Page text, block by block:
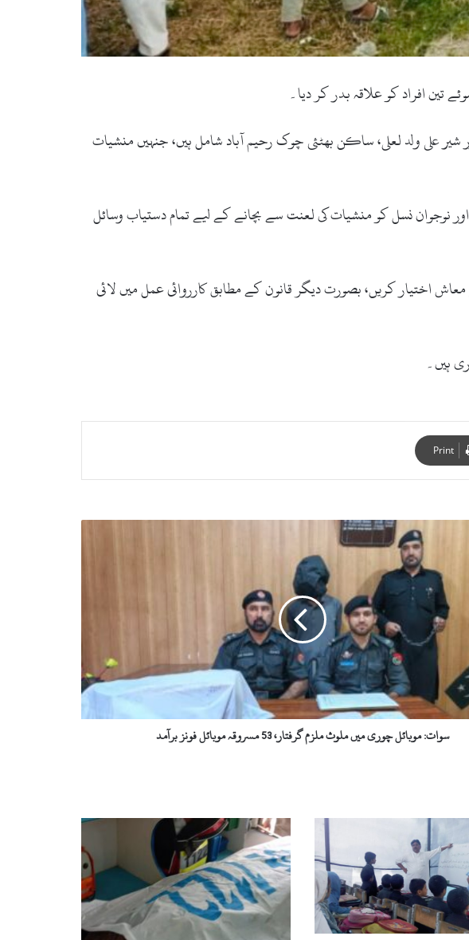
تین افراد کو علاقہ بدر کر دیا۔
علی ولد لعلی، ساکن بھٹئی چوک رحیم آباد شامل ہیں، جنہیں منشیات
نوجوان نسل کو منشیات کی لعنت سے بچانے کے لیے تمام دستیاب وسائل
اختیار کریں، بصورت دیگر قانون کے مطابق کارروائی عمل میں لائی
ہیں۔
Print
سوات: موبائل چوری میں ملوث ملزم گرفتار، 53 مسروقہ موبائل فونز برآمد